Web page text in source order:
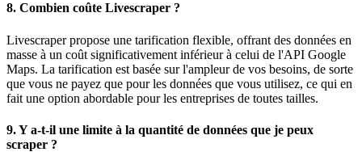
8. Combien coûte Livescraper ?
Livescraper propose une tarification flexible, offrant des données en
masse à un coût significativement inférieur à celui de l'API Google
Maps. La tarification est basée sur l'ampleur de vos besoins, de sorte
que vous ne payez que pour les données que vous utilisez, ce qui en
fait une option abordable pour les entreprises de toutes tailles.
9.Y a-t-il une limite à la quantité de données que je peux
scraper ?